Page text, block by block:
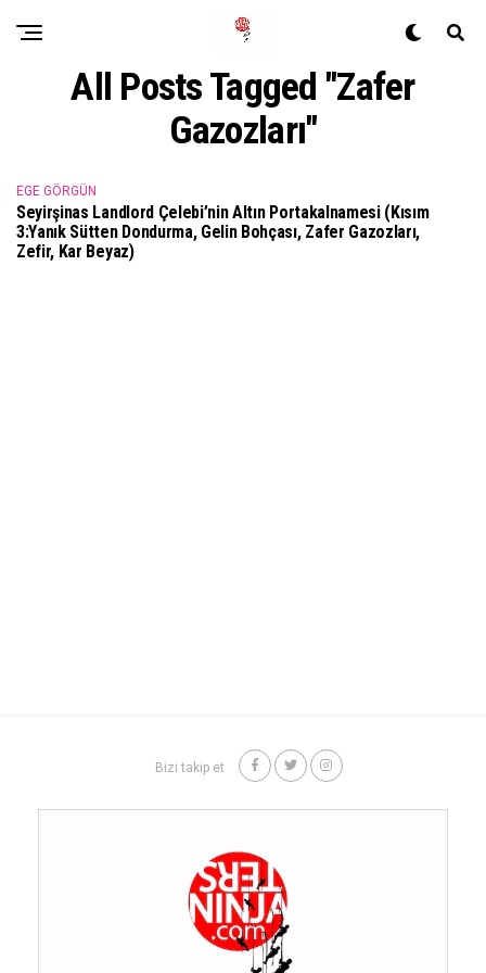
All Posts Tagged "Zafer
Gazozları"
EGE GÖRGÜN
Seyirşinas Landlord Çelebi’nin Altın Portakalnamesi (Kısım
3:Yanık Sütten Dondurma, Gelin Bohçası, Zafer Gazozları,
Zefir, Kar Beyaz)
Bizi takip et